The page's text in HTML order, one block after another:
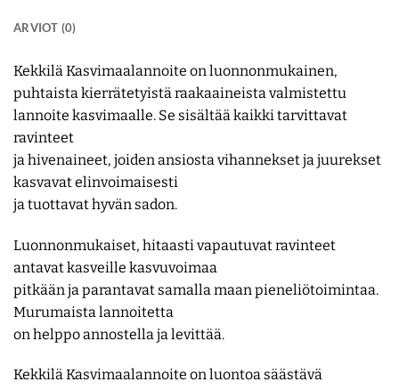
ARVIOT (0)
Kekkilä Kasvimaalannoite on luonnonmukainen,
puhtaista kierrätetyistä raakaaineista valmistettu
lannoite kasvimaalle. Se sisältää kaikki tarvittavat
ravinteet
ja hivenaineet, joiden ansiosta vihannekset ja juurekset
kasvavat elinvoimaisesti
ja tuottavat hyvän sadon.
Luonnonmukaiset, hitaasti vapautuvat ravinteet
antavat kasveille kasvuvoimaa
pitkään ja parantavat samalla maan pieneliötoimintaa.
Murumaista lannoitetta
on helppo annostella ja levittää.
Kekkilä Kasvimaalannoite on luontoa säästävä